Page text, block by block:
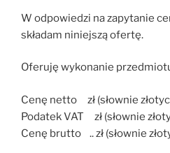
W odpowiedzi na zapytanie
składam niniejszą ofertę.
Oferuję wykonanie
Cenę netto zł (słownie
Podatek VAT zł (słownie
Cenę brutto .. zł (słownie